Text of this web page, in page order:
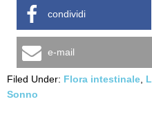
condividi
e-mail
Filed Under: Flora intestinale
Sonno